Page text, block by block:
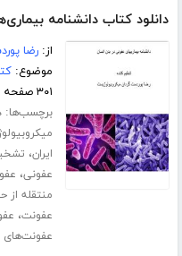
دانلود کتاب دانشنامه
از:رضا
موضوع:
۳۰۱ صفحه
برچسب‌ها:
ایران،
عفونی،
منتقله از
عفونت،
عفونت‌های